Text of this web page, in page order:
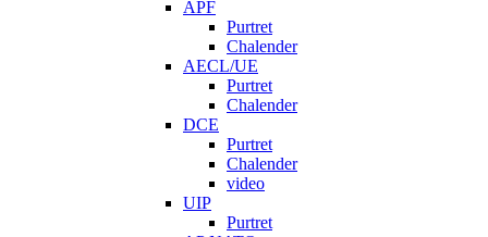
APF
Purtret
Chalender
AECL/UE
Purtret
Chalender
DCE
Purtret
Chalender
video
UIP
Purtret